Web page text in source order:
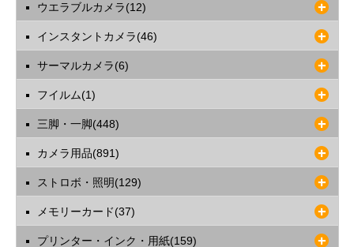
ウエラブルカメラ(12)
インスタントカメラ(46)
サーマルカメラ(6)
フイルム(1)
三脚・一脚(448)
カメラ用品(891)
ストロボ・照明(129)
メモリーカード(37)
プリンター・インク・用紙(159)